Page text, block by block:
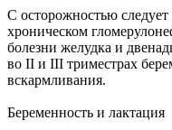
С осторожностью следует
хроническом
болезни желудка и
во II и III триместрах
вскармливания.
Беременность и лактация